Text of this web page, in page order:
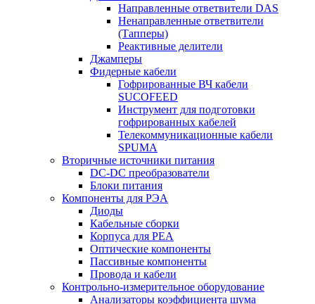
Направленные ответвители DAS
Ненаправленные ответвители
(Тапперы)
Реактивные делители
Джамперы
Фидерные кабели
Гофрированные ВЧ кабели
SUCOFEED
Инструмент для подготовки
гофрированных кабелей
Телекоммуникационные кабели
SPUMA
Вторичные источники питания
DC-DC преобразователи
Блоки питания
Компоненты для РЭА
Диоды
Кабельные сборки
Корпуса для РЕА
Оптические компоненты
Пассивные компоненты
Провода и кабели
Контрольно-измерительное оборудование
Анализаторы коэффициента шума